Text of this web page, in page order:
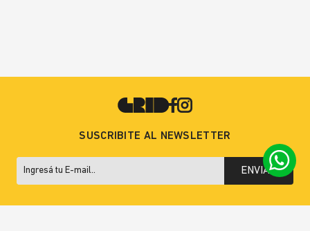
SUSCRIBITE AL NEWSLETTER
ENVIAR